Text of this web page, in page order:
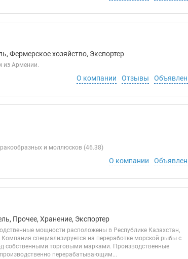
всего и сегодня
Фермерское хозяйство, Экспортер
из Армении.
О компании Отзывы
и моллюсков (46.38)
О компании
Прочее, Хранение, Экспортер
мощности расположены в Республике Казахстан,
специализируется на переработке морской рыбы с
собственными торговыми марками. Производственные
перерабатывающим...